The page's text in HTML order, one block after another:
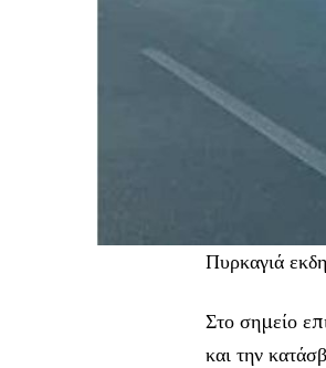
Πυρκαγιά
Στο σημείο
και την